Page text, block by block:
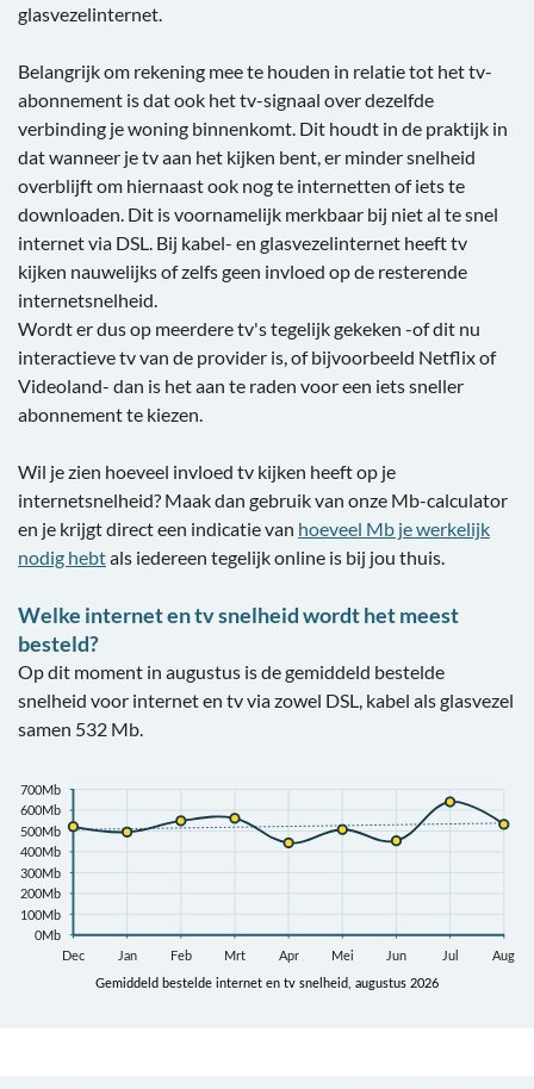
glasvezelinternet.
Belangrijk om rekening mee te houden in relatie tot het tv-
abonnement is dat ook het tv-signaal over dezelfde
verbinding je woning binnenkomt. Dit houdt in de praktijk in
dat wanneer je tv aan het kijken bent, er minder snelheid
overblijft om hiernaast ook nog te internetten of iets te
downloaden. Dit is voornamelijk merkbaar bij niet al te snel
internet via DSL. Bij kabel- en glasvezelinternet heeft tv
kijken nauwelijks of zelfs geen invloed op de resterende
internetsnelheid.
Wordt er dus op meerdere tv's tegelijk gekeken -of dit nu
interactieve tv van de provider is, of bijvoorbeeld Netflix of
Videoland- dan is het aan te raden voor een iets sneller
abonnement te kiezen.
Wil je zien hoeveel invloed tv kijken heeft op je
internetsnelheid? Maak dan gebruik van onze Mb-calculator
en je krijgt direct een indicatie van hoeveel Mb je werkelijk
nodig hebtals iedereen tegelijk online is bij jou thuis.
Welke internet en tv snelheid wordt het meest
besteld?
Op dit moment in augustus is de gemiddeld bestelde
snelheid voor internet en tv via zowel DSL, kabel als glasvezel
samen 532 Mb.